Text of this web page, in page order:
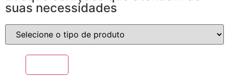
suas necessidades